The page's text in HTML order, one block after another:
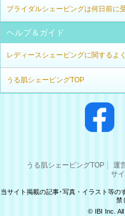
ブライダルシェービングは何日前に
ヘルプ＆ガイド
レディースシェービングに関するよ
うる肌シェービングTOP
うる肌シェービングTOP 運
サ
当サイト掲載の記事･写真・イラスト等の
禁
© IBI Inc. All